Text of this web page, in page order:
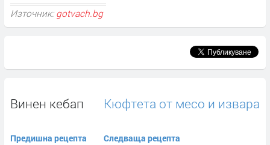
Източник: gotvach.bg
Винен кебап
Предишна рецепта
Кюфтета от месо и извара
Следваща рецепта